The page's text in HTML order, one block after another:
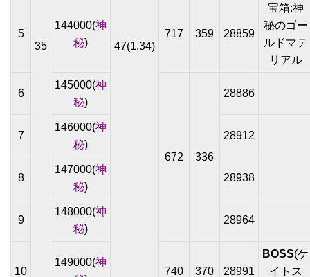
35 47(1.34)
5
144000(神
秘)
717 359 28859
宝箱:神
秘のゴー
ルドマテ
リアル
6
145000(神
秘)
672 336
28886
7
146000(神
秘)
28912
8
147000(神
秘)
28938
9
148000(神
秘)
28964
10
149000(神
740 370 28991
BOSS(ケ
イトス